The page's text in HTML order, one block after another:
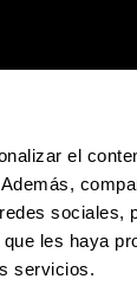
el
sociales,
les haya
servicios.